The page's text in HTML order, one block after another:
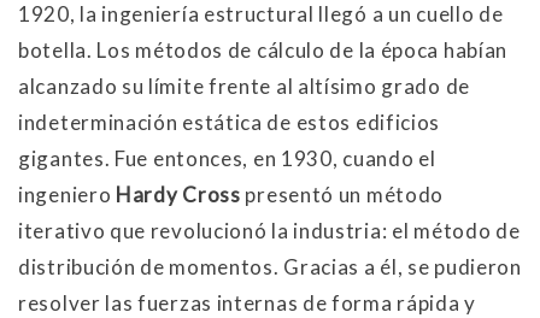
1920, la ingeniería estructural llegó a un cuello de
botella. Los métodos de cálculo de la época habían
alcanzado su límite frente al altísimo grado de
indeterminación estática de estos edificios
gigantes. Fue entonces, en 1930, cuando el
ingeniero Hardy Cross presentó un método
iterativo que revolucionó la industria: el método de
distribución de momentos. Gracias a él, se pudieron
resolver las fuerzas internas de forma rápida y